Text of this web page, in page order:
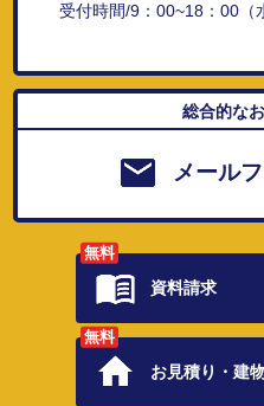
受付時間/9：00~18：00（
総合的な
メール
無料
資料請求
無料
お見積り・建